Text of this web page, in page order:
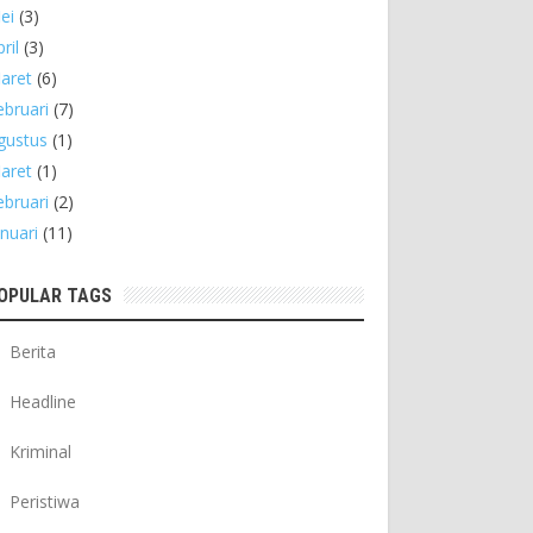
(3)
(3)
(6)
(7)
(1)
(1)
(2)
(11)
TAGS
Berita
Headline
Kriminal
Peristiwa